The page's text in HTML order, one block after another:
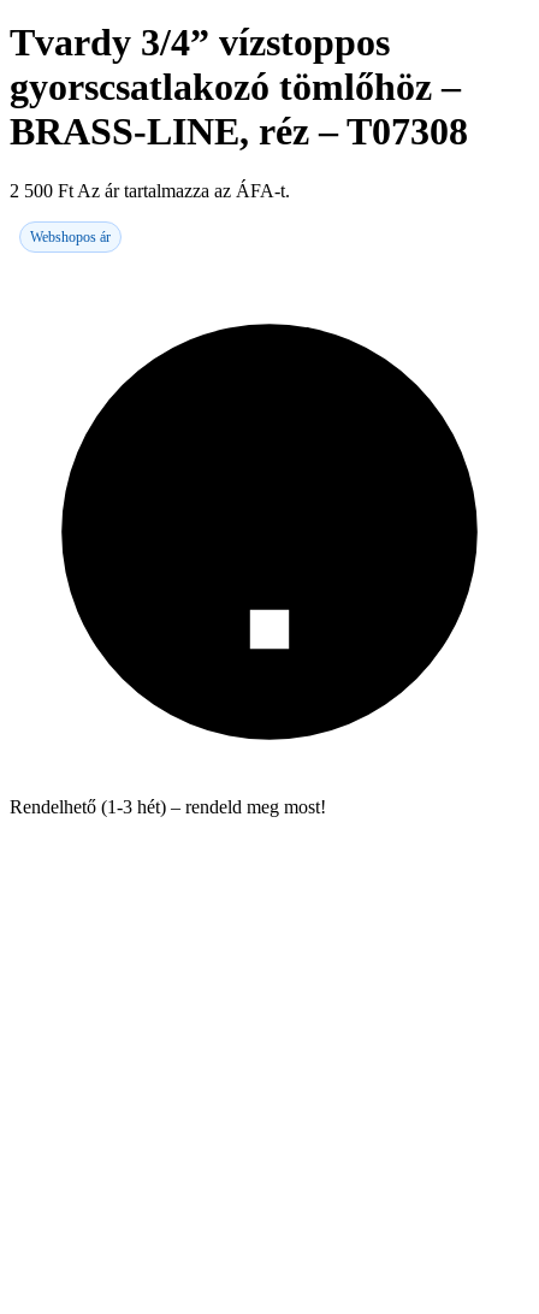
Tvardy 3/4” vízstoppos
gyorscsatlakozó tömlőhöz –
BRASS-LINE, réz – T07308
2 500 Ft Az ár tartalmazza az ÁFA-t.
Webshopos ár
Rendelhető (1-3 hét) – rendeld meg most!